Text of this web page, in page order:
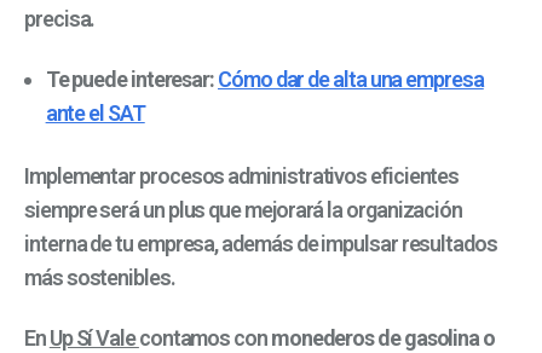
precisa.
Te puede interesar:Cómo dar de alta una empresa
ante el SAT
Implementar procesos administrativos eficientes
siempre será un plus que mejorará la organización
interna de tu empresa, además de impulsar resultados
más sostenibles.
EnUp Sí Valecontamos conmonederos de gasolina o